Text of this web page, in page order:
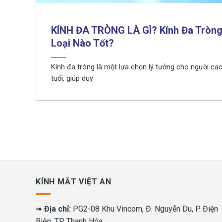
KÍNH ĐA TRÒNG LÀ GÌ? Kính Đa Tròng
Loại Nào Tốt?
Kính đa tròng là một lựa chọn lý tưởng cho người cao
tuổi, giúp duy
KÍNH MẮT VIỆT AN
➠ Địa chỉ: PG2-08 Khu Vincom, Đ. Nguyễn Du, P. Điện